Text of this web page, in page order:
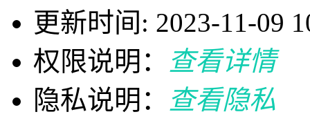
更新时间: 2023-11-09
权限说明：
查看详情
隐私说明：
查看隐私